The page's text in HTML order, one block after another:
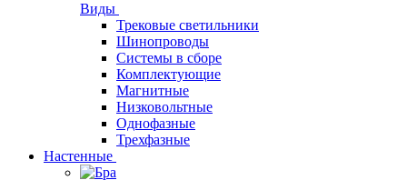
Виды
Трековые светильники
Шинопроводы
Системы в сборе
Комплектующие
Магнитные
Низковольтные
Однофазные
Трехфазные
Настенные